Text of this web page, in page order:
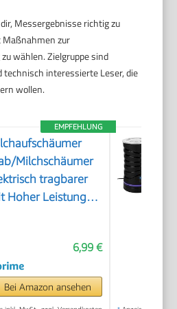
Messergebnisse richtig zu
zur
wählen. Zielgruppe sind
interessierte Leser, die
wollen.
EMPFEHLUNG
Milchschäumer
tragbarer
Hoher Leistung
Latte, Matcha-Tee,
Schwarz
6,99 €
Bei Amazon ansehen